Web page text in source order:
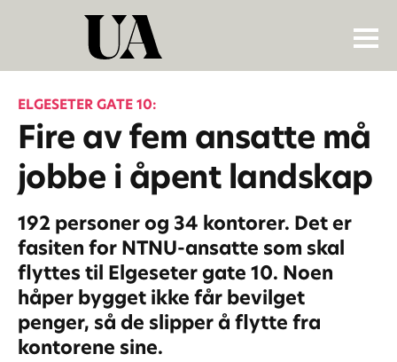
ELGESETER GATE 10:
Fire av fem ansatte må
jobbe i åpent landskap
192 personer og 34 kontorer. Det er
fasiten for NTNU-ansatte som skal
flyttes til Elgeseter gate 10. Noen
håper bygget ikke får bevilget
penger, så de slipper å flytte fra
kontorene sine.